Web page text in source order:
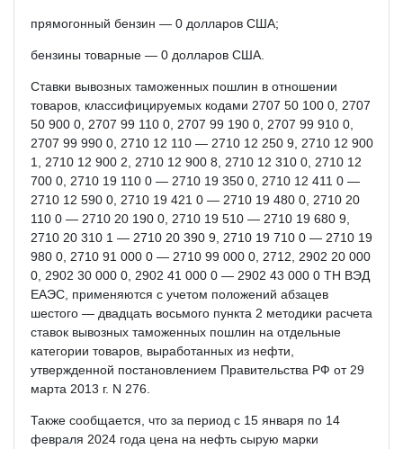
прямогонный бензин — 0 долларов США;
бензины товарные — 0 долларов США.
Ставки вывозных таможенных пошлин в отношении
товаров, классифицируемых кодами 2707 50 100 0, 2707
50 900 0, 2707 99 110 0, 2707 99 190 0, 2707 99 910 0,
2707 99 990 0, 2710 12 110 — 2710 12 250 9, 2710 12 900
1, 2710 12 900 2, 2710 12 900 8, 2710 12 310 0, 2710 12
700 0, 2710 19 110 0 — 2710 19 350 0, 2710 12 411 0 —
2710 12 590 0, 2710 19 421 0 — 2710 19 480 0, 2710 20
110 0 — 2710 20 190 0, 2710 19 510 — 2710 19 680 9,
2710 20 310 1 — 2710 20 390 9, 2710 19 710 0 — 2710 19
980 0, 2710 91 000 0 — 2710 99 000 0, 2712, 2902 20 000
0, 2902 30 000 0, 2902 41 000 0 — 2902 43 000 0 ТН ВЭД
ЕАЭС, применяются с учетом положений абзацев
шестого — двадцать восьмого пункта 2 методики расчета
ставок вывозных таможенных пошлин на отдельные
категории товаров, выработанных из нефти,
утвержденной постановлением Правительства РФ от 29
марта 2013 г. N 276.
Также сообщается, что за период с 15 января по 14
февраля 2024 года цена на нефть сырую марки